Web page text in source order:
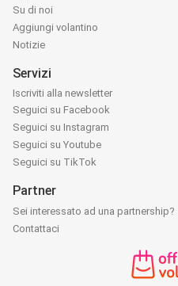
Su di noi
Aggiungi volantino
Notizie
Servizi
Iscriviti alla newsletter
Seguici su Facebook
Seguici su Instagram
Seguici su Youtube
Seguici su TikTok
Partner
Sei interessato ad una partnership?
Contattaci